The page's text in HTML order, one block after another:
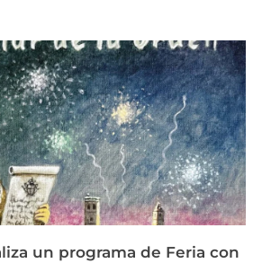
un programa de Feria con